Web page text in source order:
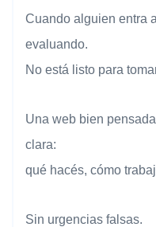
Cuando alguien entra
evaluando.
No está listo para
Una web bien
clara:
qué hacés, cómo
Sin urgencias falsas.